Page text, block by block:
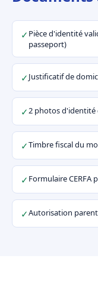
✓ Pièce d'identité
passeport)
✓Justificatif de
✓2 photos d'identité
✓Timbre fiscal du
✓ Formulaire CERFA
✓Autorisation